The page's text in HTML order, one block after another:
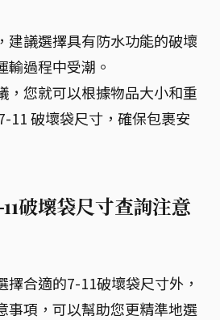
建議選擇具有防水功能的破壞
輸過程中受潮。
，您就可以根據物品大小和重
11 破壞袋尺寸，確保包裹安
破壞袋尺寸查詢注意
擇合適的7-11破壞袋尺寸外，
事項，可以幫助您更精準地選